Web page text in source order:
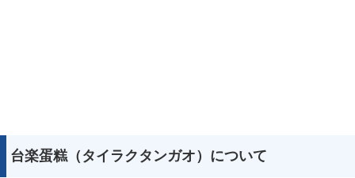
台楽蛋糕（タイラクタンガオ）について